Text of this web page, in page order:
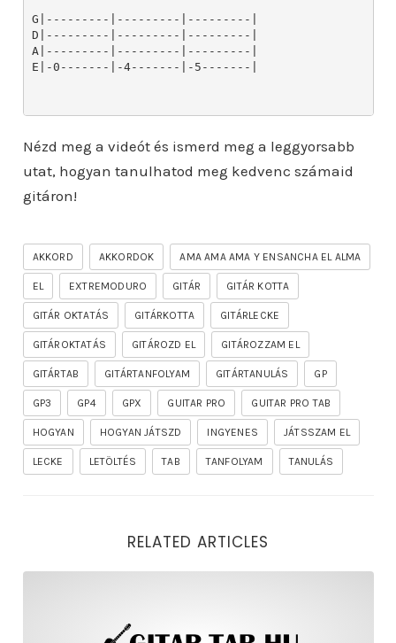
Nézd meg a videót és ismerd meg a leggyorsabb
utat, hogyan tanulhatod meg kedvenc számaid
gitáron!
AKKORD AKKORDOK AMA AMA AMA Y ENSANCHA EL ALMA
EL EXTREMODURO GITÁR GITÁR KOTTA
GITÁR OKTATÁS GITÁRKOTTA GITÁRLECKE
GITÁROKTATÁS GITÁROZD EL GITÁROZZAM EL
GITÁRTAB GITÁRTANFOLYAM GITÁRTANULÁS GP
GP3 GP4 GPX GUITAR PRO GUITAR PRO TAB
HOGYAN HOGYAN JÁTSZD INGYENES JÁTSSZAM EL
LECKE LETÖLTÉS TAB TANFOLYAM TANULÁS
RELATED ARTICLES